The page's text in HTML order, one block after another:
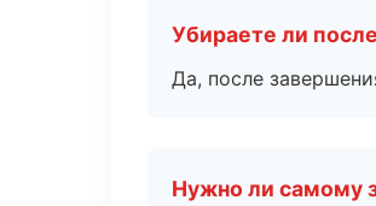
Убираете ли
Да, после
Нужно ли самому